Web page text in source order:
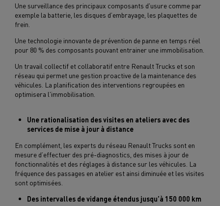
Une surveillance des principaux composants d'usure comme par
exemple la batterie, les disques d’embrayage, les plaquettes de
frein.
Une technologie innovante de prévention de panne en temps réel
pour 80 % des composants pouvant entrainer une immobilisation.
Un travail collectif et collaboratif entre Renault Trucks et son
réseau qui permet une gestion proactive de la maintenance des
véhicules. La planification des interventions regroupées en
optimisera l'immobilisation.
Une rationalisation des visites en ateliers avec des
services de mise à jour à distance
En complément, les experts du réseau Renault Trucks sont en
mesure d’effectuer des pré-diagnostics, des mises à jour de
fonctionnalités et des réglages à distance sur les véhicules. La
fréquence des passages en atelier est ainsi diminuée et les visites
sont optimisées.
Des intervalles de vidange étendus jusqu’à 150 000 km